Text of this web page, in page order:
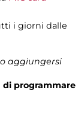
i giorni dalle
aggiungersi
di programmare